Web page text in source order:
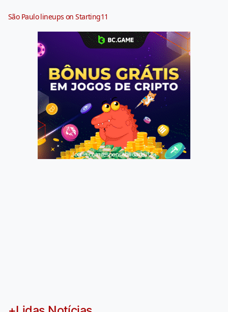
São Paulo lineups on Starting11
Jogue com responsabilidade. 18+